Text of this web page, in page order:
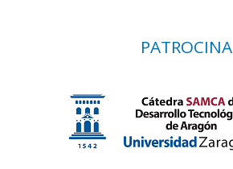
PATROCINA